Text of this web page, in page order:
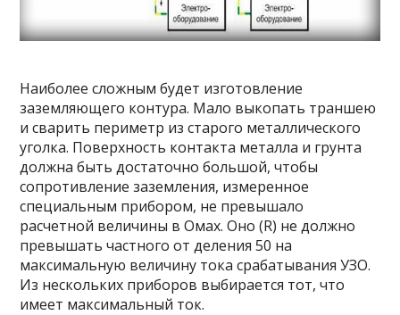
Наиболее сложным будет изготовление
заземляющего контура. Мало выкопать траншею
и сварить периметр из старого металлического
уголка. Поверхность контакта металла и грунта
должна быть достаточно большой, чтобы
сопротивление заземления, измеренное
специальным прибором, не превышало
расчетной величины в Омах. Оно (R) не должно
превышать частного от деления 50 на
максимальную величину тока срабатывания УЗО.
Из нескольких приборов выбирается тот, что
имеет максимальный ток.